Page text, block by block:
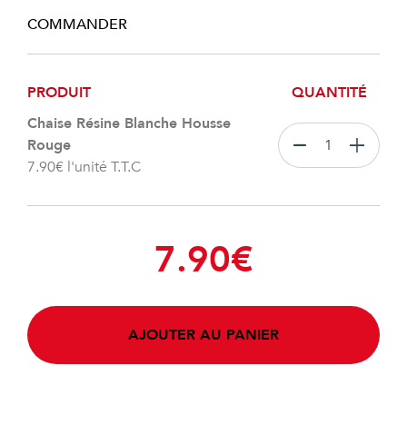
COMMANDER
PRODUIT
QUANTITÉ
Chaise Résine Blanche Housse
Rouge
7.90€ l'unité T.T.C
7.90€
AJOUTER AU PANIER